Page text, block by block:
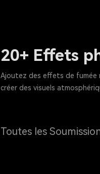
20+ Effets
Ajoutez des effets de fumée
créer des visuels
Toutes les